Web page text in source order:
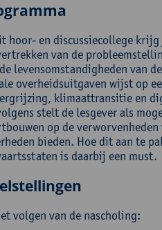
hoor- en discussiecollege
van de
levensomstandigheden van
overheidsuitgaven wijst op
klimaattransitie en
stelt de lesgever als
op de
bieden. Hoe dit aan te
is daarbij een must.
volgen van de nascholing: